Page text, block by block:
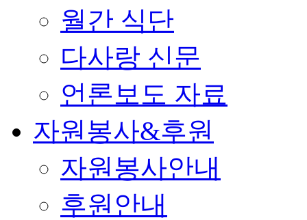
월간 식단
다사랑 신문
언론보도 자료
자원봉사&후원
자원봉사안내
후원안내